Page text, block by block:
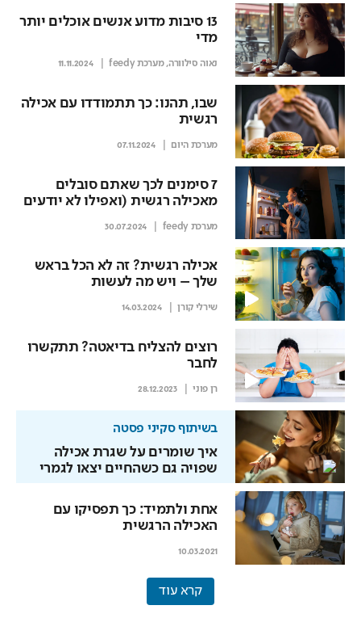
13 סיבות מדוע אנשים אוכלים יותר
מדי
נאוה סילוורה,מערכת feedy 11.11.2024
שבו, תהנו: כך תתמודדו עם אכילה
רגשית
מערכת היום 07.11.2024
7 סימנים לכך שאתם סובלים
מאכילה רגשית (ואפילו לא יודעים
מערכת feedy 30.07.2024
אכילה רגשית? זה לא הכל בראש
שלך – ויש מה לעשות
שירלי קורן 14.03.2024
רוצים להצליח בדיאטה? תתקשרו
לחבר
רן פוני 28.12.2023
בשיתוף סקיני פסטה
איך שומרים על שגרת אכילה
שפויה גם כשהחיים יצאו לגמרי
אחת ולתמיד: כך תפסיקו עם
האכילה הרגשית
10.03.2021
קרא עוד